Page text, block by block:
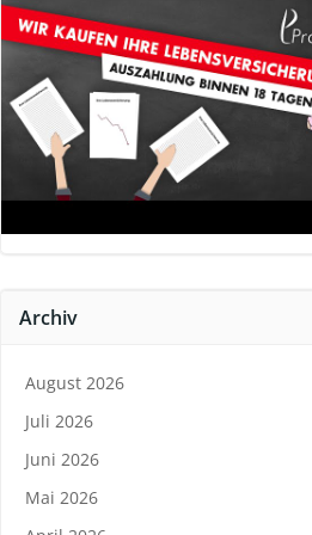
Archiv
August 2026
Juli 2026
Juni 2026
Mai 2026